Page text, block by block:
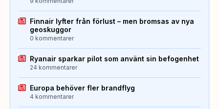
Finnair lyfter från förlust – men bromsas av nya
geoskuggor
0 kommentarer
Ryanair sparkar pilot som använt sin befogenhet
24 kommentarer
Europa behöver fler brandflyg
4 kommentarer